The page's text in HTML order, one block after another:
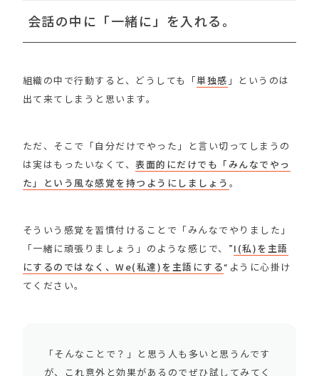
会話の中に「一緒に」を入れる。
組織の中で行動すると、どうしても「単独感 」というのは
出て来てしまうと思います。
ただ、そこで「自分だけでやった」と言い切ってしまうの
は実はもったいなくて、表面的にだけでも「みんなでやっ
た」という風な感覚を持つようにしましょう 。
そういう感覚を習慣付けることで「みんなでやりました」
「一緒に頑張りましょう」のような感じで、”I(私)を主語
にするのではなく、We(私達)を主語にする“ように心掛け
てください。
「そんなことで？」と思う人も多いと思うんです
が、これ意外と効果があるのでぜひ試してみてく